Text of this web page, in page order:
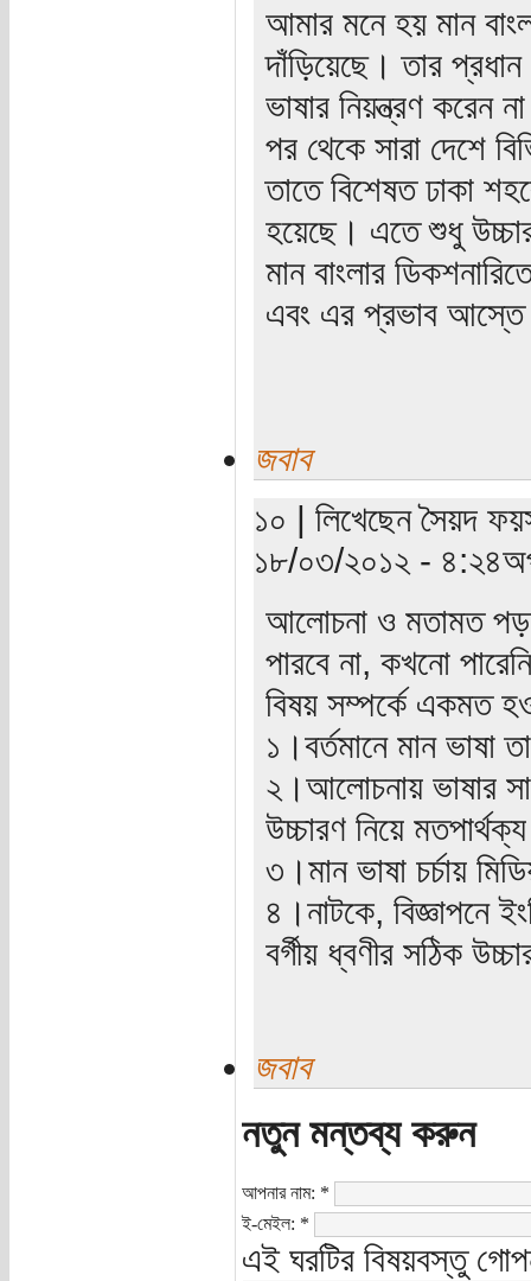
আমার মনে হয় মান
দাঁড়িয়েছে। তার
ভাষার নিয়ন্ত্রণ করেন
পর থেকে সারা দেশে
তাতে বিশেষত ঢাকা
হয়েছে। এতে শুধু
মান বাংলার
এবং এর প্রভাব আস্তে
জবাব
১০ | লিখেছেন সৈয়দ
১৮/০৩/২০১২ -
আলোচনা ও মতামত
পারবে না, কখনো
বিষয় সম্পর্কে একমত
১।বর্তমানে মান ভাষা
২।আলোচনায় ভাষার
উচ্চারণ নিয়ে
৩।মান ভাষা চর্চায়
৪।নাটকে, বিজ্ঞাপনে
বর্গীয় ধ্বণীর সঠিক
জবাব
নতুন মন্তব্য করুন
আপনার নাম: *
ই-মেইল: *
এই ঘরটির বিষয়বস্তু